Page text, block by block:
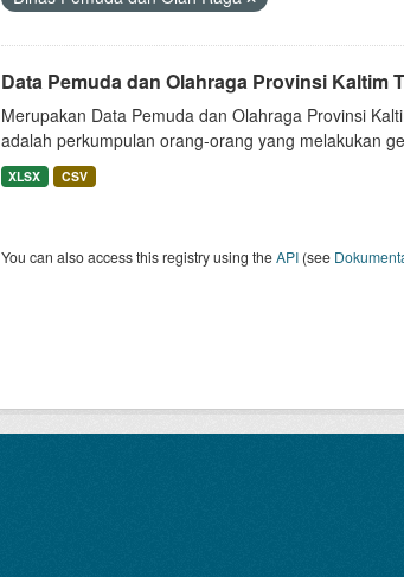
Data Pemuda dan Olahraga Provinsi Kaltim
Merupakan Data Pemuda dan Olahraga Provinsi
adalah perkumpulan orang-orang yang melakukan
XLSX CSV
You can also access this registry using theAPI(see